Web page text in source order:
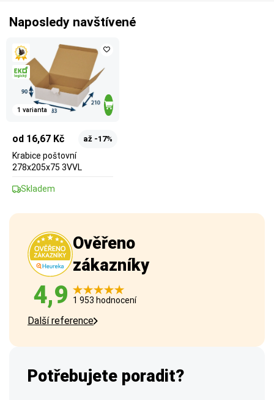
Naposledy navštívené
1 varianta
od 16,67 Kč až -17%
Krabice poštovní
278x205x75 3VVL
Skladem
Ověřeno
zákazníky
4,9 1 953 hodnocení
Další reference
Potřebujete poradit?